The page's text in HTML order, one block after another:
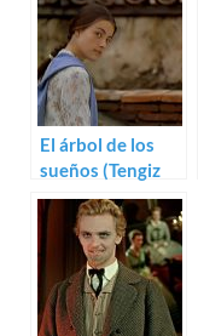
El árbol de los
sueños (Tengiz
Abuladze)